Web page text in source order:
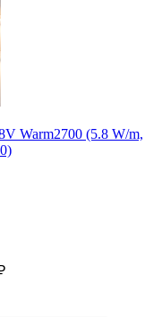
Warm2700 (5.8 W/m,